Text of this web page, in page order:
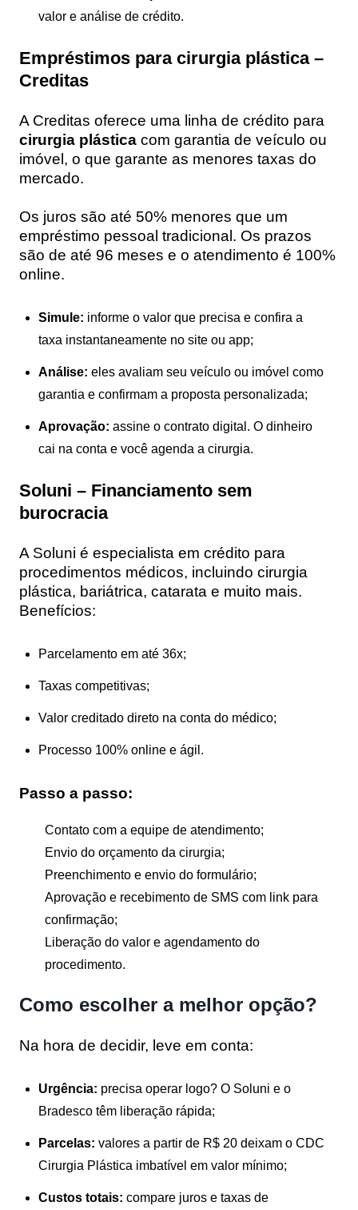
valor e análise de crédito.
Empréstimos para cirurgia plástica –
Creditas
A Creditas oferece uma linha de crédito para
cirurgia plástica com garantia de veículo ou
imóvel, o que garante as menores taxas do
mercado.
Os juros são até 50% menores que um
empréstimo pessoal tradicional. Os prazos
são de até 96 meses e o atendimento é 100%
online.
Simule: informe o valor que precisa e confira a
taxa instantaneamente no site ou app;
Análise: eles avaliam seu veículo ou imóvel como
garantia e confirmam a proposta personalizada;
Aprovação: assine o contrato digital. O dinheiro
cai na conta e você agenda a cirurgia.
Soluni – Financiamento sem
burocracia
A Soluni é especialista em crédito para
procedimentos médicos, incluindo cirurgia
plástica, bariátrica, catarata e muito mais.
Benefícios:
Parcelamento em até 36x;
Taxas competitivas;
Valor creditado direto na conta do médico;
Processo 100% online e ágil.
Passo a passo:
Contato com a equipe de atendimento;
Envio do orçamento da cirurgia;
Preenchimento e envio do formulário;
Aprovação e recebimento de SMS com link para
confirmação;
Liberação do valor e agendamento do
procedimento.
Como escolher a melhor opção?
Na hora de decidir, leve em conta:
Urgência: precisa operar logo? O Soluni e o
Bradesco têm liberação rápida;
Parcelas: valores a partir de R$ 20 deixam o CDC
Cirurgia Plástica imbatível em valor mínimo;
Custos totais: compare juros e taxas de